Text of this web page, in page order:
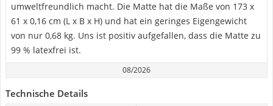
umweltfreundlich macht. Die Matte hat die Maße von 173 x
61 x 0,16 cm (L x B x H) und hat ein geringes Eigengewicht
von nur 0,68 kg. Uns ist positiv aufgefallen, dass die Matte zu
99 % latexfrei ist.
08/2026
Technische Details